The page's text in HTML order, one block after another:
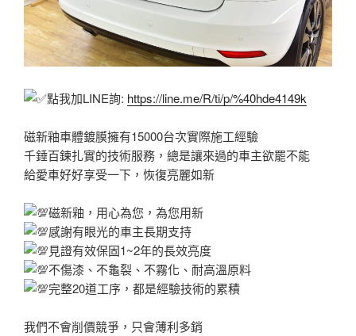
點我加LINE詢: https://line.me/R/ti/p/%40hde4149k
磁新釉車體鍍膜擁有15000台次實際施工經驗
千錘百鍊扎實的技術服務，總是讓來過的車主欲罷不能
給愛車好好享受一下，恢復亮麗如新
磁新釉，用心為您，為您用新
感謝有眼光的車主長期支持
見證有效保固1~2年的長效亮度
不傷漆、不龜裂、不霧化、耐高溫原料
完整20道工序，都是經驗技術的累積
我們不會削價競爭，只會薄利多銷